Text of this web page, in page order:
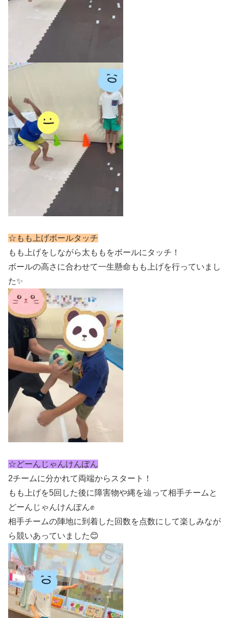
☆もも上げボールタッチ
もも上げをしながら太ももをボールにタッチ！
ボールの高さに合わせて一生懸命もも上げを行っていまし
た✨
☆どーんじゃんけんぽん
2チームに分かれて両端からスタート！
もも上げを5回した後に障害物や縄を辿って相手チームと
どーんじゃんけんぽん✊
相手チームの陣地に到着した回数を点数にして楽しみなが
ら競いあっていました😊